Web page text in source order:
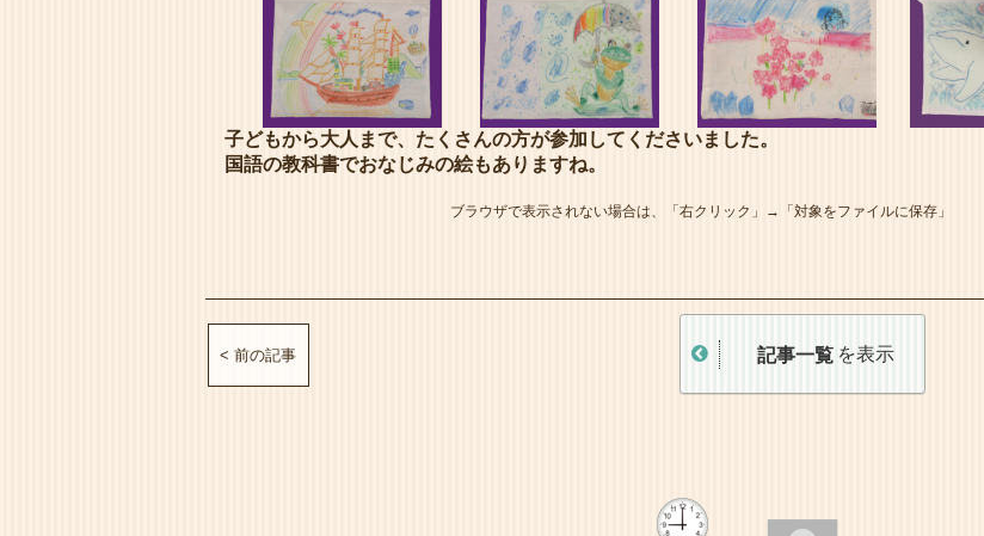
子どもから大人まで、たくさんの方が参加してくださいました。
国語の教科書でおなじみの絵もありますね。
ブラウザで表示されない場合は、「右クリック」→「対象をファイルに保存」
< 前の記事 記事一覧 を表示